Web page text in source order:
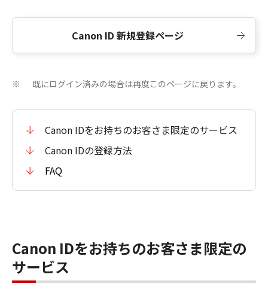
Canon ID 新規登録ページ
※ 既にログイン済みの場合は再度このページに戻ります。
Canon IDをお持ちのお客さま限定のサービス
Canon IDの登録方法
FAQ
Canon IDをお持ちのお客さま限定の
サービス